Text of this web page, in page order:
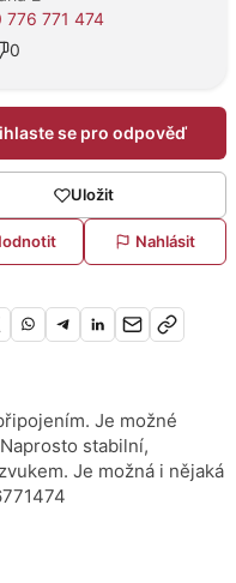
776 771 474
0
se pro odpověď
Uložit
Nahlásit
Je možné
stabilní,
Je možná i nějaká